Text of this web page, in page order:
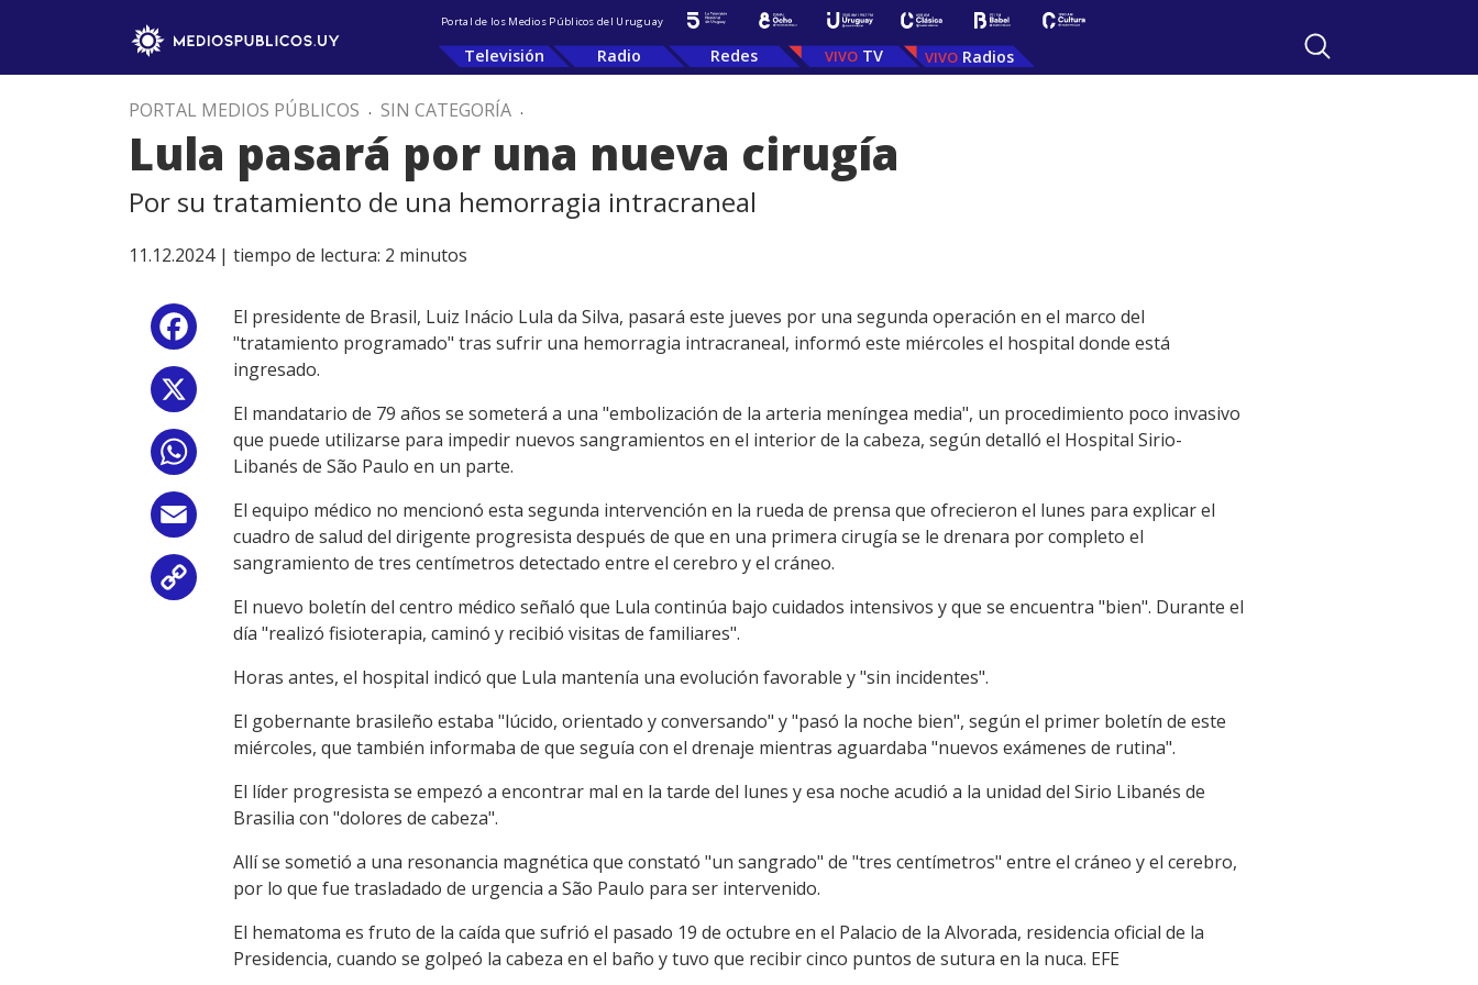
Portal de los Medios Públicos del Uruguay
Televisión Radio Redes TV Radios
PORTAL MEDIOS PÚBLICOS . SIN CATEGORÍA .
Lula pasará por una nueva cirugía
Por su tratamiento de una hemorragia intracraneal
11.12.2024 | tiempo de lectura: 2 minutos
Facebook
WhatsApp
Email
Link
El presidente de Brasil, Luiz Inácio Lula da Silva, pasará este jueves por una segunda operación en el marco del
"tratamiento programado" tras sufrir una hemorragia intracraneal, informó este miércoles el hospital donde está
ingresado.
El mandatario de 79 años se someterá a una "embolización de la arteria meníngea media", un procedimiento poco invasivo
que puede utilizarse para impedir nuevos sangramientos en el interior de la cabeza, según detalló el Hospital Sirio-
Libanés de São Paulo en un parte.
El equipo médico no mencionó esta segunda intervención en la rueda de prensa que ofrecieron el lunes para explicar el
cuadro de salud del dirigente progresista después de que en una primera cirugía se le drenara por completo el
sangramiento de tres centímetros detectado entre el cerebro y el cráneo.
El nuevo boletín del centro médico señaló que Lula continúa bajo cuidados intensivos y que se encuentra "bien". Durante el
día "realizó fisioterapia, caminó y recibió visitas de familiares".
Horas antes, el hospital indicó que Lula mantenía una evolución favorable y "sin incidentes".
El gobernante brasileño estaba "lúcido, orientado y conversando" y "pasó la noche bien", según el primer boletín de este
miércoles, que también informaba de que seguía con el drenaje mientras aguardaba "nuevos exámenes de rutina".
El líder progresista se empezó a encontrar mal en la tarde del lunes y esa noche acudió a la unidad del Sirio Libanés de
Brasilia con "dolores de cabeza".
Allí se sometió a una resonancia magnética que constató "un sangrado" de "tres centímetros" entre el cráneo y el cerebro,
por lo que fue trasladado de urgencia a São Paulo para ser intervenido.
El hematoma es fruto de la caída que sufrió el pasado 19 de octubre en el Palacio de la Alvorada, residencia oficial de la
Presidencia, cuando se golpeó la cabeza en el baño y tuvo que recibir cinco puntos de sutura en la nuca. EFE